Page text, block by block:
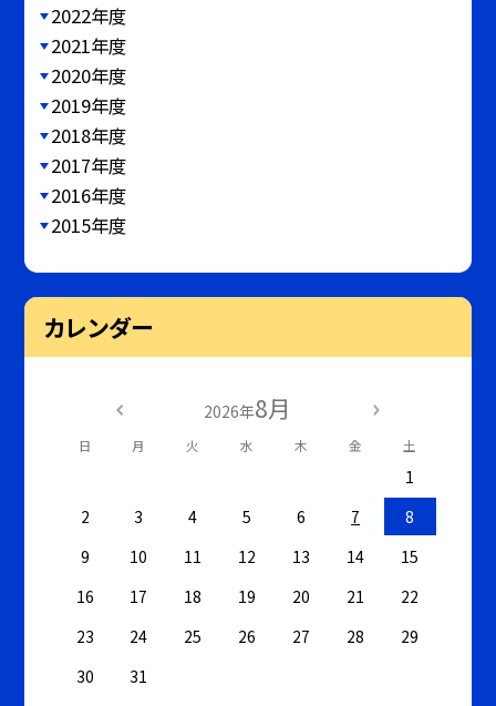
2022年度
2021年度
2020年度
2019年度
2018年度
2017年度
2016年度
2015年度
カレンダー
2026年8月
日 月 火 水 木 金 土
1
2
3 4 5 6 7
8
9
10 11 12 13 14
15
16
17 18 19 20 21
22
23
24 25 26 27 28
29
30
31